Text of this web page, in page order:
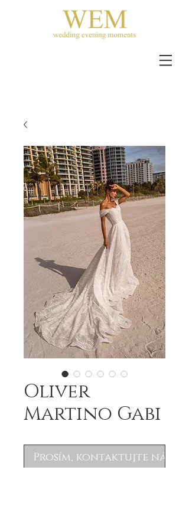
Oliver
Martino Gabi
Prosím, kontaktujte nás